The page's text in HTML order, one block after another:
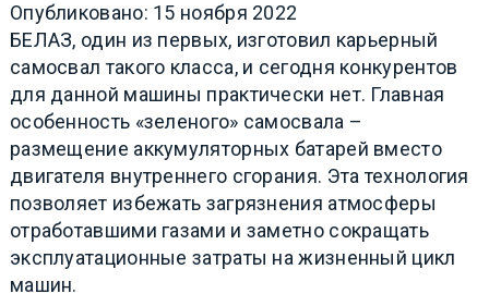
Опубликовано: 15 ноября 2022
БЕЛАЗ, один из первых, изготовил карьерный
самосвал такого класса, и сегодня конкурентов
для данной машины практически нет. Главная
особенность «зеленого» самосвала –
размещение аккумуляторных батарей вместо
двигателя внутреннего сгорания. Эта технология
позволяет избежать загрязнения атмосферы
отработавшими газами и заметно сокращать
эксплуатационные затраты на жизненный цикл
машин.